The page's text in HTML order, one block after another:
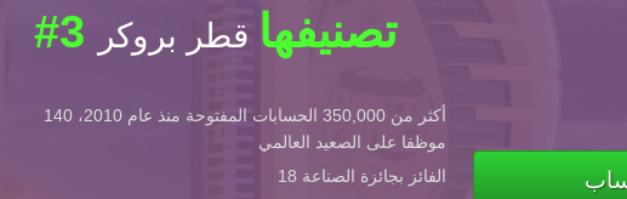
#3 تصنيفها قطر بروكر
أكثر من 350,000 الحسابات المفتوحة منذ عام 2010، 140
موظفا على الصعيد العالمي
الفائز بجائزة الصناعة 18